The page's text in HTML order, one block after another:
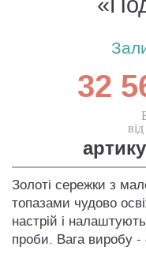
32
Золоті сережки з
топазами чудово
настрій і
проби. Вага виробу -